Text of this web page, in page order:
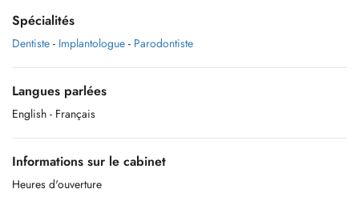
Spécialités
Dentiste - Implantologue - Parodontiste
Langues parlées
English - Français
Informations sur le cabinet
Heures d'ouverture